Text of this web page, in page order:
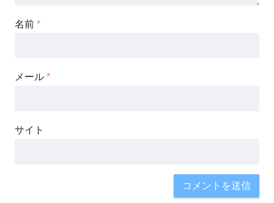
名前 *
メール *
サイト